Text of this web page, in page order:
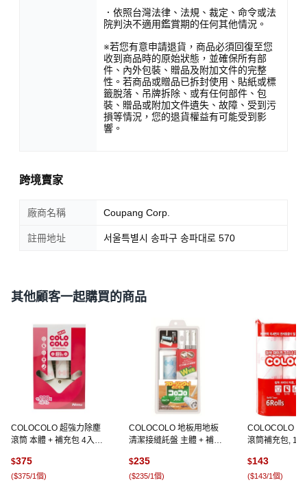
．依照台灣法律、法規、裁定、命令或法
院判決不適用鑑賞期的任何其他情況。
※若您有意申請退貨，商品必須回復至您
收到商品時的原始狀態，並確保所有部
件、內外包裝、贈品及附加文件的完整
性。若商品或贈品已拆封使用、貼紙或標
籤脫落、吊牌拆除、或有任何部件、包
裝、贈品或附加文件遺失、故障、受到污
損等情況，您的退貨權益有可能受到影
響。
跨境賣家
廠商名稱 Coupang Corp.
註冊地址 서울특별시 송파구 송파대로 570
其他顧客一起購買的商品
COLOCOLO 超強力除塵
滾筒 本體 + 補充包 4入組,
$375
($375/1個)
COLOCOLO 地板用地板
清潔接縫託盤 主體 + 補充
$235
($235/1個)
COLOCOLO 超
滾筒補充包, 1
$143
($143/1個)